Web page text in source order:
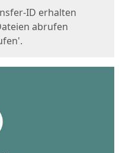
ID erhalten
abrufen